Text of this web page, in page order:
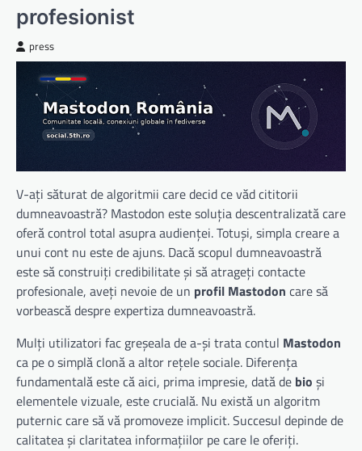
profesionist
press
V-ați săturat de algoritmii care decid ce văd cititorii
dumneavoastră? Mastodon este soluția descentralizată care
oferă control total asupra audienței. Totuși, simpla creare a
unui cont nu este de ajuns. Dacă scopul dumneavoastră
este să construiți credibilitate și să atrageți contacte
profesionale, aveți nevoie de un profil Mastodon care să
vorbească despre expertiza dumneavoastră.
Mulți utilizatori fac greșeala de a-și trata contul Mastodon
ca pe o simplă clonă a altor rețele sociale. Diferența
fundamentală este că aici, prima impresie, dată de bio și
elementele vizuale, este crucială. Nu există un algoritm
puternic care să vă promoveze implicit. Succesul depinde de
calitatea și claritatea informațiilor pe care le oferiți.